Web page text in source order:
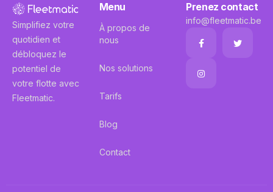
Simplifiez votre
quotidien et
débloquez le
potentiel de
votre flotte avec
Fleetmatic.
Menu
À propos de
nous
Nos solutions
Tarifs
Blog
Contact
Prenez contact
info@fleetmatic.be